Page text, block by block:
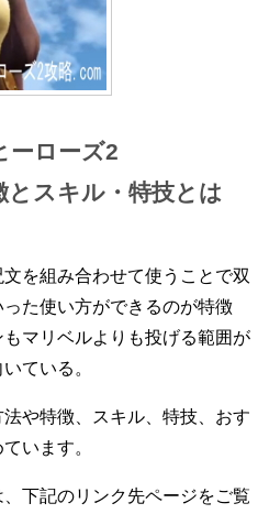
ーローズ2
とスキル・特技とは
を組み合わせて使うことで双
た使い方ができるのが特徴
マリベルよりも投げる範囲が
ている。
や特徴、スキル、特技、おす
います。
下記のリンク先ページをご覧